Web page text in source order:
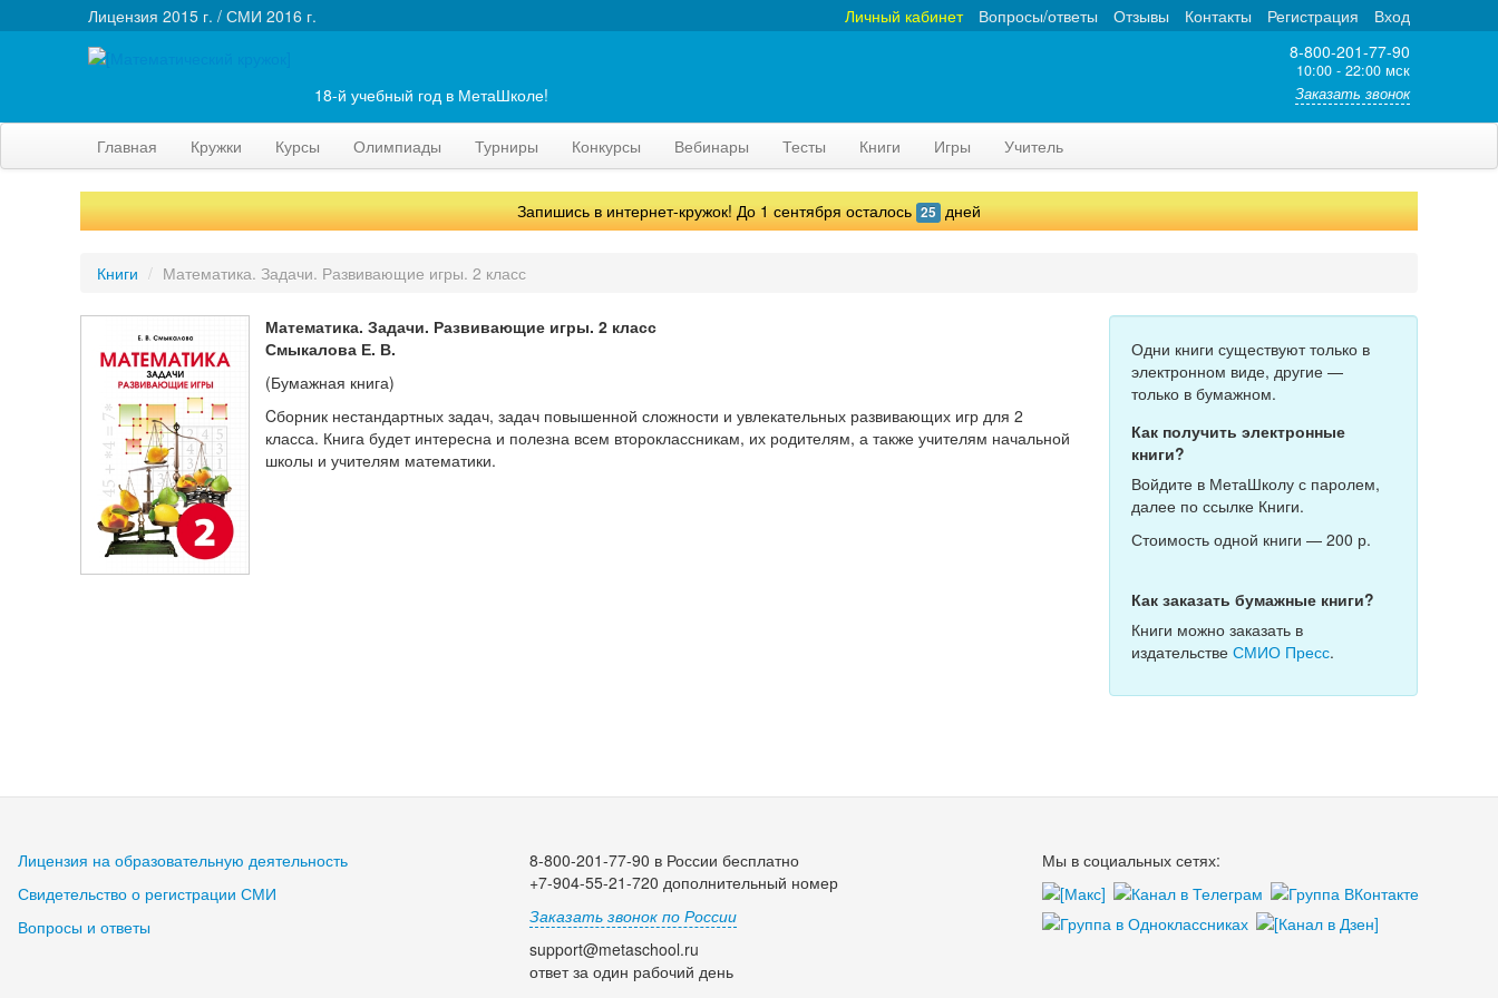
Лицензия 2015 г. / СМИ 2016 г. Вход
Регистрация
Контакты
Отзывы
Вопросы/ответы
Личный кабинет
8-800-201-77-90
10:00 - 22:00 мск
Заказать звонок
18-й учебный год в МетаШколе!
Главная Кружки Курсы Олимпиады Турниры Конкурсы Вебинары Тесты Книги Игры Учитель
Запишись в интернет-кружок! До 1 сентября осталось 25 дней
Книги / Математика. Задачи. Развивающие игры. 2 класс
Математика. Задачи. Развивающие игры. 2 класс
Смыкалова Е. В.
(Бумажная книга)
Cборник нестандартных задач, задач повышенной сложности и увлекательных развивающих игр для 2
класса. Книга будет интересна и полезна всем второклассникам, их родителям, а также учителям начальной
школы и учителям математики.
Одни книги существуют только в
электронном виде, другие —
только в бумажном.
Как получить электронные
книги?
Войдите в МетаШколу с паролем,
далее по ссылке Книги.
Стоимость одной книги — 200 р.
Как заказать бумажные книги?
Книги можно заказать в
издательствеСМИО Пресс.
Лицензия на образовательную деятельность
Свидетельство о регистрации СМИ
Вопросы и ответы
8-800-201-77-90 в России бесплатно
+7-904-55-21-720 дополнительный номер
Заказать звонок по России
support@metaschool.ru
ответ за один рабочий день
Мы в социальных сетях: